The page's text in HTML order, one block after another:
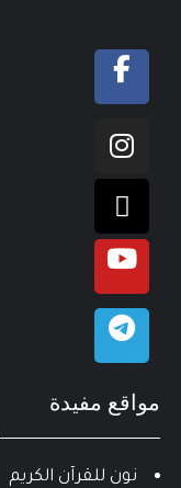
مواقع مفيدة
نون للقرآن الكريم